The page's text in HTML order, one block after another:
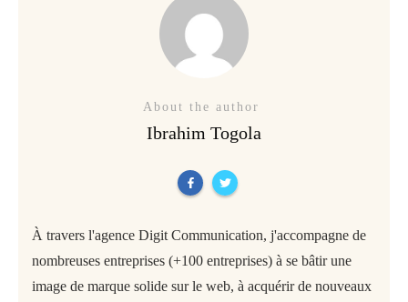
About the author
Ibrahim Togola
À travers l'agence Digit Communication, j'accompagne de
nombreuses entreprises (+100 entreprises) à se bâtir une
image de marque solide sur le web, à acquérir de nouveaux